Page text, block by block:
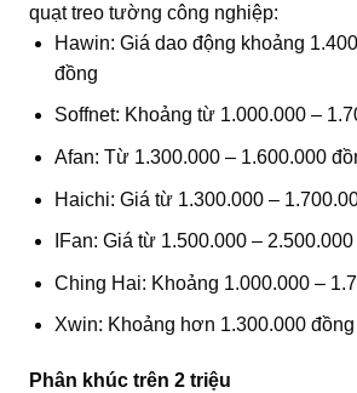
quạt treo tường công nghiệp:
Hawin: Giá dao động khoảng
đồng
Soffnet: Khoảng từ 1.000.000 –
Afan: Từ 1.300.000 – 1.600.000
Haichi: Giá từ 1.300.000 –
IFan: Giá từ 1.500.000 –
Ching Hai: Khoảng 1.000.000 –
Xwin: Khoảng hơn 1.300.000 đồng
Phân khúc trên 2 triệu